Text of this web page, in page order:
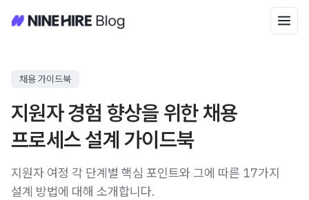
채용 가이드북
지원자 경험 향상을 위한 채용
프로세스 설계 가이드북
지원자 여정 각 단계별 핵심 포인트와 그에 따른 17가지
설계 방법에 대해 소개합니다.